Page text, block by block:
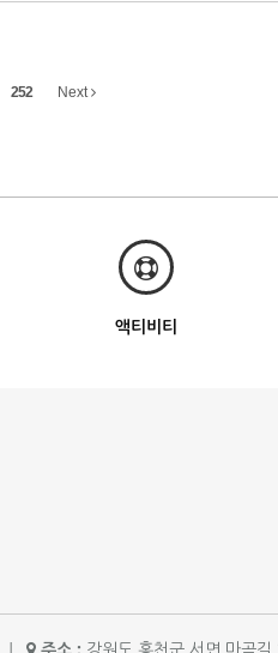
252 Next
액티비티